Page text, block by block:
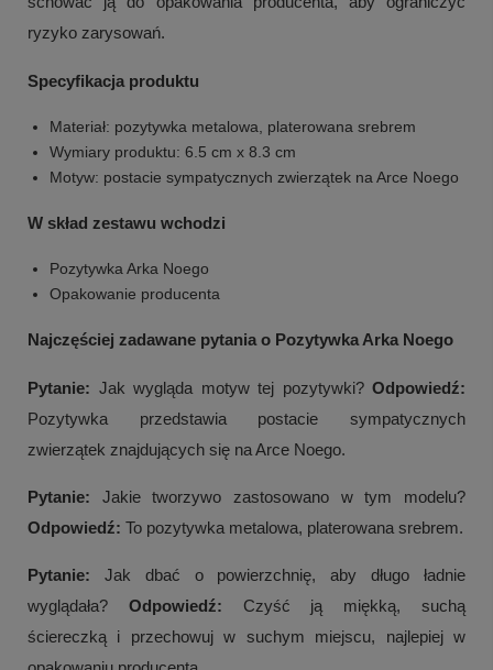
ryzyko zarysowań.
Specyfikacja produktu
Materiał: pozytywka metalowa, platerowana srebrem
Wymiary produktu: 6.5 cm x 8.3 cm
Motyw: postacie sympatycznych zwierzątek na Arce Noego
W skład zestawu wchodzi
Pozytywka Arka Noego
Opakowanie producenta
Najczęściej zadawane pytania o Pozytywka Arka Noego
Pytanie: Jak wygląda motyw tej pozytywki? Odpowiedź:
Pozytywka przedstawia postacie sympatycznych
zwierzątek znajdujących się na Arce Noego.
Pytanie: Jakie tworzywo zastosowano w tym modelu?
Odpowiedź: To pozytywka metalowa, platerowana srebrem.
Pytanie: Jak dbać o powierzchnię, aby długo ładnie
wyglądała? Odpowiedź: Czyść ją miękką, suchą
ściereczką i przechowuj w suchym miejscu, najlepiej w